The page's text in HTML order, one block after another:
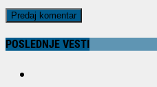
POSLEDNJE VESTI